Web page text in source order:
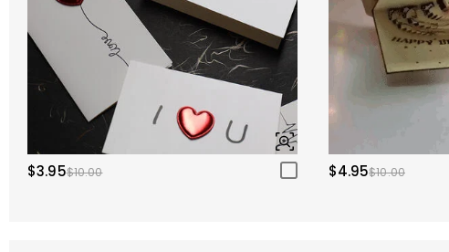
$3.95$10.00 $4.95$10.00